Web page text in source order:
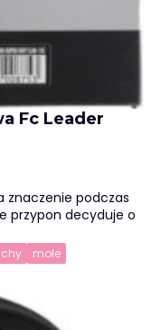
Fc Leader
znaczenie podczas
przypon decyduje o
mole